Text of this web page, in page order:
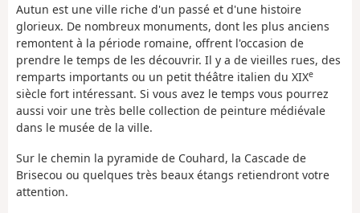
Autun est une ville riche d'un passé et d'une histoire
glorieux. De nombreux monuments, dont les plus anciens
remontent à la période romaine, offrent l'occasion de
prendre le temps de les découvrir. Il y a de vieilles rues, des
remparts importants ou un petit théâtre italien du XIXe
siècle fort intéressant. Si vous avez le temps vous pourrez
aussi voir une très belle collection de peinture médiévale
dans le musée de la ville.
Sur le chemin la pyramide de Couhard, la Cascade de
Brisecou ou quelques très beaux étangs retiendront votre
attention.